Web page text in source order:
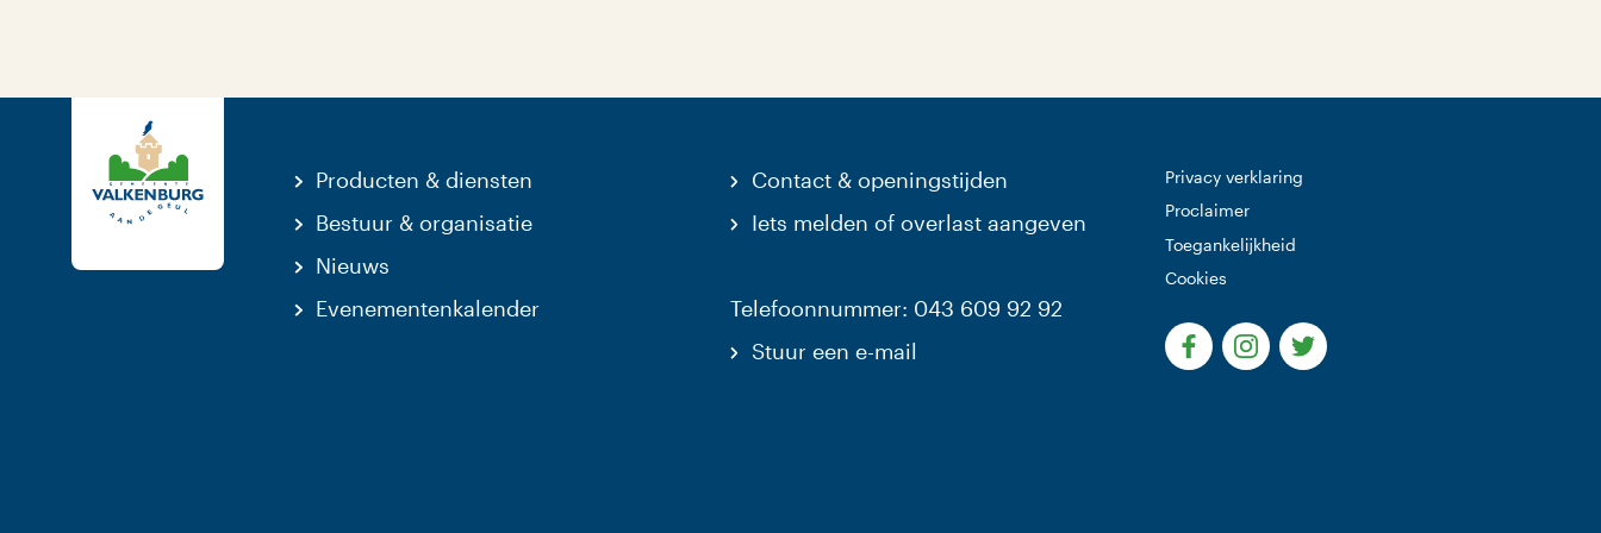
Producten & diensten
Bestuur & organisatie
Nieuws
Evenementenkalender
Contact & openingstijden
Iets melden of overlast aangeven
Telefoonnummer: 043 609 92 92
Stuur een e-mail
Privacy verklaring
Proclaimer
Toegankelijkheid
Cookies
(Deze link gaat naar een externe website)
(Deze link gaat naar een externe
(Deze link gaat naar een